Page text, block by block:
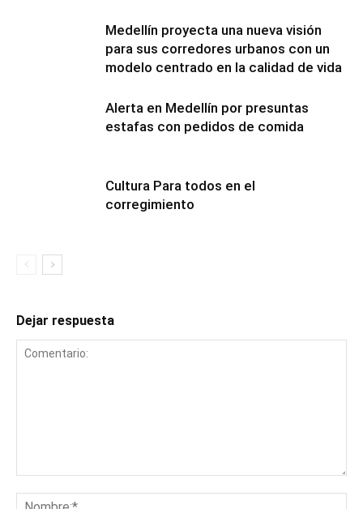
Medellín proyecta una nueva visión
para sus corredores urbanos con un
modelo centrado en la calidad de vida
Alerta en Medellín por presuntas
estafas con pedidos de comida
Cultura Para todos en el
corregimiento
Dejar respuesta